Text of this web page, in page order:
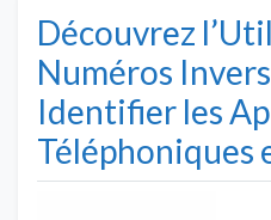
Découvrez
Numéros
Identifier les
Téléphoniques